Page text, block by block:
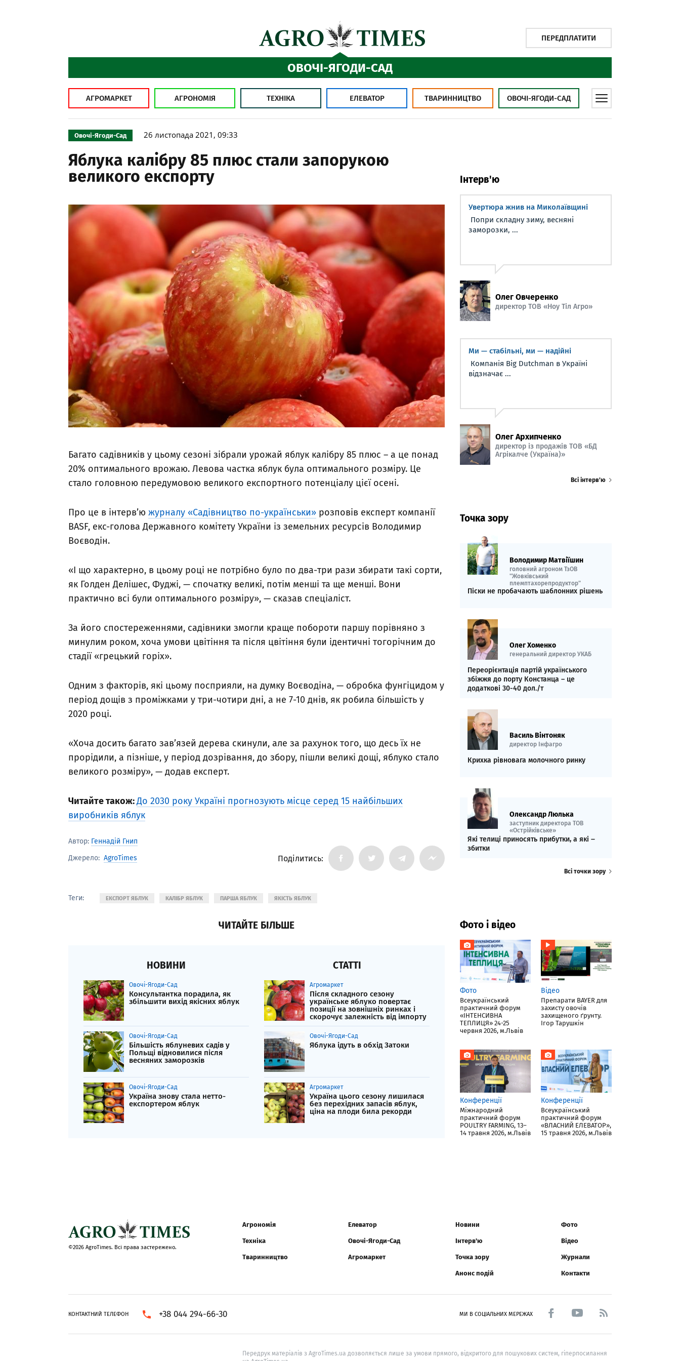
ПЕРЕДПЛАТИТИ
ОВОЧІ-ЯГОДИ-САД
АГРОМАРКЕТ АГРОНОМІЯ ТЕХНІКА ЕЛЕВАТОР ТВАРИННИЦТВО ОВОЧІ-ЯГОДИ-САД
Овочі-Ягоди-Сад 26 листопада 2021, 09:33
Яблука калібру 85 плюс стали запорукою
великого експорту
Багато садівників у цьому сезоні зібрали урожай яблук калібру 85 плюс – а це понад
20% оптимального врожаю. Левова частка яблук була оптимального розміру. Це
стало головною передумовою великого експортного потенціалу цієї осені.
Про це в інтерв’ю журналу «Садівництво по-українськи» розповів експерт компанії
BASF, екс-голова Державного комітету України із земельних ресурсів Володимир
Воєводін.
«І що характерно, в цьому році не потрібно було по два-три рази збирати такі сорти,
як Голден Делішес, Фуджі, — спочатку великі, потім менші та ще менші. Вони
практично всі були оптимального розміру», — сказав спеціаліст.
За його спостереженнями, садівники змогли краще побороти паршу порівняно з
минулим роком, хоча умови цвітіння та після цвітіння були ідентичні тогорічним до
стадії «грецький горіх».
Одним з факторів, які цьому посприяли, на думку Воєводіна, — обробка фунгіцидом у
період дощів з проміжками у три-чотири дні, а не 7-10 днів, як робила більшість у
2020 році.
«Хоча досить багато зав’язей дерева скинули, але за рахунок того, що десь їх не
прорідили, а пізніше, у період дозрівання, до збору, пішли великі дощі, яблуко стало
великого розміру», — додав експерт.
Читайте також:До 2030 року Україні прогнозують місце серед 15 найбільших
виробників яблук
Автор: Геннадій Гнип
Джерело: AgroTimes Поділитись:
Теги: ЕКСПОРТ ЯБЛУК КАЛІБР ЯБЛУК ПАРША ЯБЛУК ЯКІСТЬ ЯБЛУК
ЧИТАЙТЕ БІЛЬШЕ
НОВИНИ
Овочі-Ягоди-Сад
Консультантка порадила, як
збільшити вихід якісних яблук
Овочі-Ягоди-Сад
Більшість яблуневих садів у
Польщі відновилися після
весняних заморозків
Овочі-Ягоди-Сад
Україна знову стала нетто-
експортером яблук
СТАТТІ
Агромаркет
Після складного сезону
українське яблуко повертає
позиції на зовнішніх ринках і
скорочує залежність від імпорту
Овочі-Ягоди-Сад
Яблука ідуть в обхід Затоки
Агромаркет
Україна цього сезону лишилася
без перехідних запасів яблук,
ціна на плоди била рекорди
Інтерв'ю
Увертюра жнив на Миколаївщині
Попри складну зиму, весняні
заморозки, ...
Олег Овчеренко
директор ТОВ «Ноу Тіл Агро»
Ми — стабільні, ми — надійні
Компанія Big Dutchman в Україні
відзначає ...
Олег Архипченко
директор із продажів ТОВ «БД
Агрікалче (Україна)»
Всі інтерв’ю
Точка зору
Володимир Матвіїшин
головний агроном ТзОВ
"Жовківський
племптахорепродуктор"
Піски не пробачають шаблонних рішень
Олег Хоменко
генеральний директор УКАБ
Переорієнтація партій українського
збіжжя до порту Констанца – це
додаткові 30-40 дол./т
Василь Вінтоняк
директор Інфагро
Крихка рівновага молочного ринку
Олександр Люлька
заступник директора ТОВ
«Острійківське»
Які телиці приносять прибутки, а які ‒
збитки
Всі точки зору
Фото і відео
Фото
Всеукраїнський
практичний форум
«ІНТЕНСИВНА
ТЕПЛИЦЯ» 24-25
червня 2026, м.Львів
Відео
Препарати BAYER для
захисту овочів
захищеного ґрунту.
Ігор Тарушкін
Конференції
Міжнародний
практичний форум
POULTRY FARMING, 13–
14 травня 2026, м.Львів
Конференції
Всеукраїнський
практичний форум
«ВЛАСНИЙ ЕЛЕВАТОР»,
15 травня 2026, м.Львів
©2026 AgroTimes. Всі права застережено.
Агрономія
Техніка
Тваринництво
Елеватор
Овочі-Ягоди-Сад
Агромаркет
Новини
Інтерв'ю
Точка зору
Анонс подій
Фото
Відео
Журнали
Контакти
КОНТАКТНИЙ ТЕЛЕФОН +38 044 294-66-30 МИ В СОЦІАЛЬНИХ МЕРЕЖАХ
Передрук матеріалів з AgroTimes.ua дозволяється лише за умови прямого, відкритого для пошукових систем, гіперпосилання